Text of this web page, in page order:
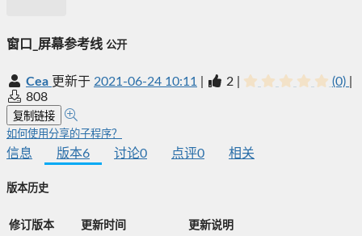
窗口_屏幕参考线 公开
Cea 更新于 2021-06-24 10:11 2 (0)
808
复制链接
如何使用分享的子程序？
信息 版本6 讨论0 点评0 相关
版本历史
修订版本 更新时间
更新说明